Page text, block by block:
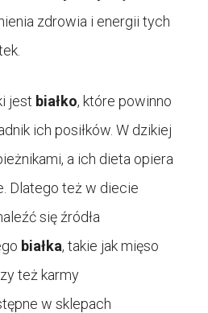
zdrowia i energii tych
jest białko, które powinno
ich posiłków. W dzikiej
a ich dieta opiera
Dlatego też w diecie
się źródła
białka, takie jak mięso
też karmy
w sklepach